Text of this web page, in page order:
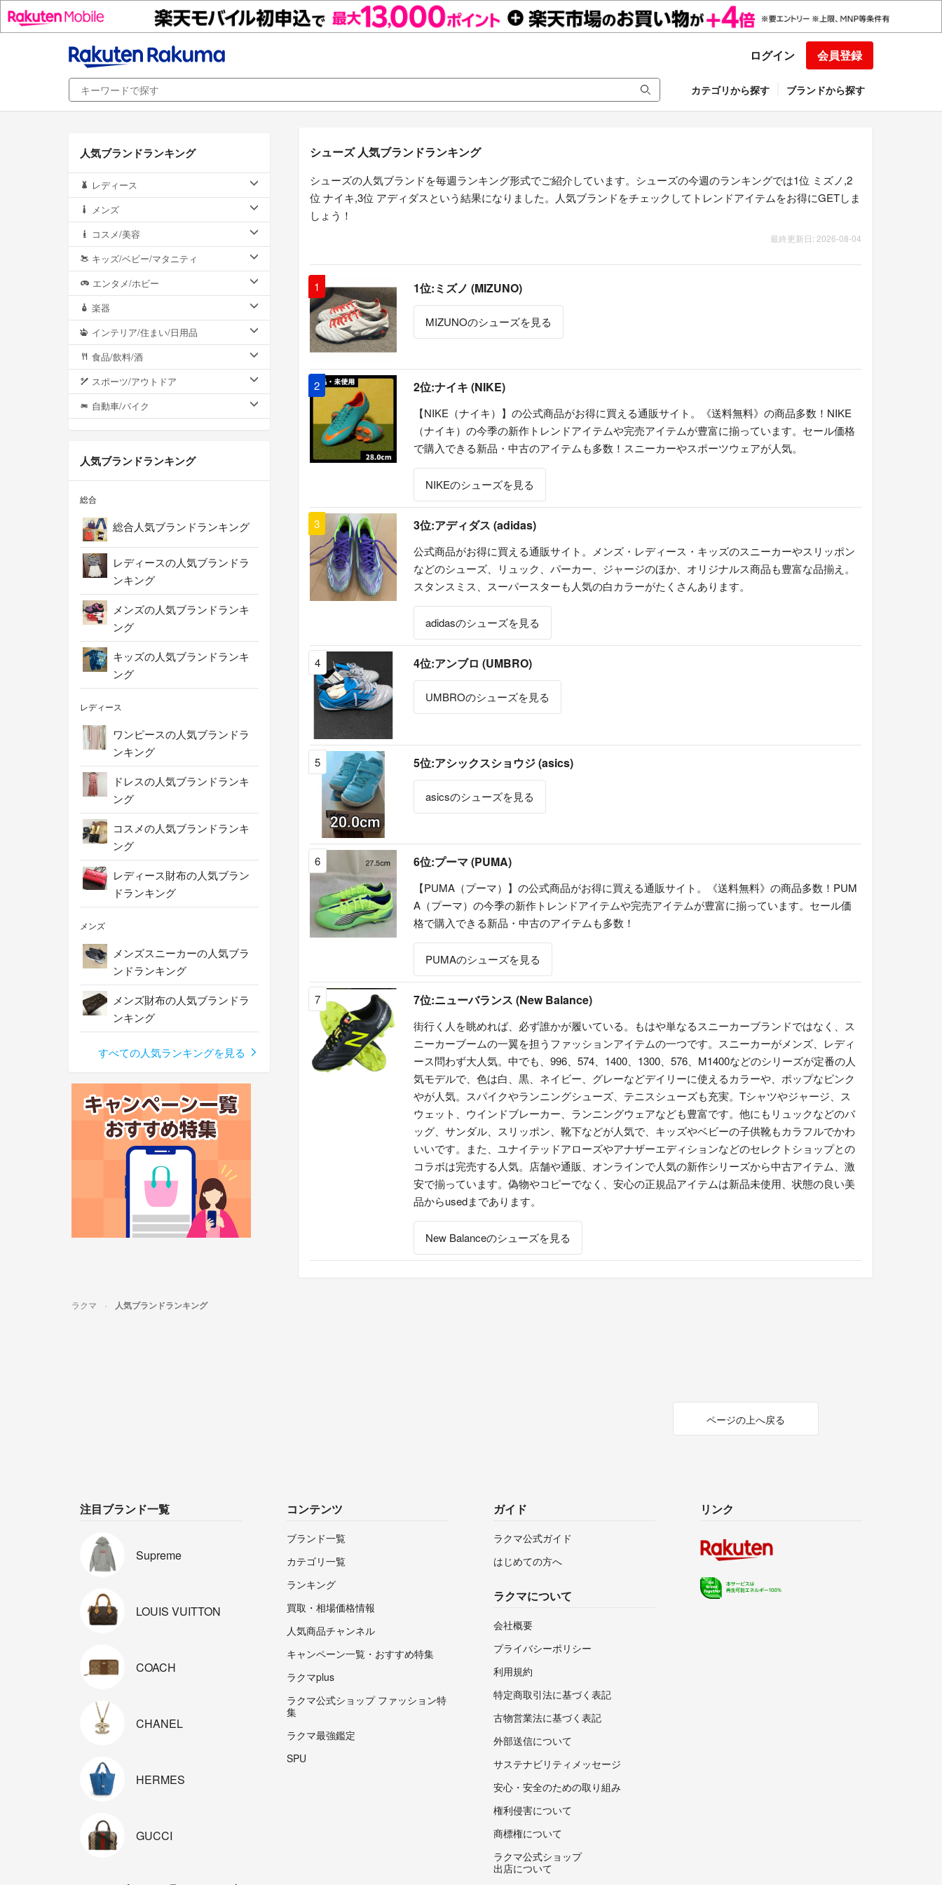
ログイン 会員登録
カテゴリから探す ブランドから探す
シューズ 人気ブランドランキング
シューズの人気ブランドを毎週ランキング形式でご紹介しています。シューズの今週のランキングでは1位 ミズノ,2
位 ナイキ,3位 アディダスという結果になりました。人気ブランドをチェックしてトレンドアイテムをお得にGETしま
しょう！
最終更新日: 2026-08-04
1 1位:ミズノ (MIZUNO)
MIZUNOのシューズを見る
2 2位:ナイキ (NIKE)
【NIKE（ナイキ）】の公式商品がお得に買える通販サイト。《送料無料》の商品多数！NIKE
（ナイキ）の今季の新作トレンドアイテムや完売アイテムが豊富に揃っています。セール価格
で購入できる新品・中古のアイテムも多数！スニーカーやスポーツウェアが人気。
NIKEのシューズを見る
3 3位:アディダス (adidas)
公式商品がお得に買える通販サイト。メンズ・レディース・キッズのスニーカーやスリッポン
などのシューズ、リュック、パーカー、ジャージのほか、オリジナルス商品も豊富な品揃え。
スタンスミス、スーパースターも人気の白カラーがたくさんあります。
adidasのシューズを見る
4 4位:アンブロ (UMBRO)
UMBROのシューズを見る
5 5位:アシックスショウジ (asics)
asicsのシューズを見る
6 6位:プーマ (PUMA)
【PUMA（プーマ）】の公式商品がお得に買える通販サイト。《送料無料》の商品多数！PUM
A（プーマ）の今季の新作トレンドアイテムや完売アイテムが豊富に揃っています。セール価
格で購入できる新品・中古のアイテムも多数！
PUMAのシューズを見る
7 7位:ニューバランス (New Balance)
街行く人を眺めれば、必ず誰かが履いている。もはや単なるスニーカーブランドではなく、ス
ニーカーブームの一翼を担うファッションアイテムの一つです。スニーカーがメンズ、レディ
ース問わず大人気。中でも、996、574、1400、1300、576、M1400などのシリーズが定番の人
気モデルで、色は白、黒、ネイビー、グレーなどデイリーに使えるカラーや、ポップなピンク
やが人気。スパイクやランニングシューズ、テニスシューズも充実。Tシャツやジャージ、ス
ウェット、ウインドブレーカー、ランニングウェアなども豊富です。他にもリュックなどのバ
ッグ、サンダル、スリッポン、靴下などが人気で、キッズやベビーの子供靴もカラフルでかわ
いいです。また、ユナイテッドアローズやアナザーエディションなどのセレクトショップとの
コラボは完売する人気。店舗や通販、オンラインで人気の新作シリーズから中古アイテム、激
安で揃っています。偽物やコピーでなく、安心の正規品アイテムは新品未使用、状態の良い美
品からusedまであります。
New Balanceのシューズを見る
人気ブランドランキング
レディース
メンズ
コスメ/美容
キッズ/ベビー/マタニティ
エンタメ/ホビー
楽器
インテリア/住まい/日用品
食品/飲料/酒
スポーツ/アウトドア
自動車/バイク
人気ブランドランキング
総合
総合人気ブランドランキング
レディースの人気ブランドラ
ンキング
メンズの人気ブランドランキ
ング
キッズの人気ブランドランキ
ング
レディース
ワンピースの人気ブランドラ
ンキング
ドレスの人気ブランドランキ
ング
コスメの人気ブランドランキ
ング
レディース財布の人気ブラン
ドランキング
メンズ
メンズスニーカーの人気ブラ
ンドランキング
メンズ財布の人気ブランドラ
ンキング
すべての人気ランキングを見る
ラクマ 人気ブランドランキング
ページの上へ戻る
注目ブランド一覧
Supreme
LOUIS VUITTON
COACH
CHANEL
HERMES
GUCCI
コンテンツ
ブランド一覧
カテゴリ一覧
ランキング
買取・相場価格情報
人気商品チャンネル
キャンペーン一覧・おすすめ特集
ラクマplus
ラクマ公式ショップ ファッション特
集
ラクマ最強鑑定
SPU
ガイド
ラクマ公式ガイド
はじめての方へ
ラクマについて
会社概要
プライバシーポリシー
利用規約
特定商取引法に基づく表記
古物営業法に基づく表記
外部送信について
サステナビリティメッセージ
安心・安全のための取り組み
権利侵害について
商標権について
ラクマ公式ショップ
出店について
リンク